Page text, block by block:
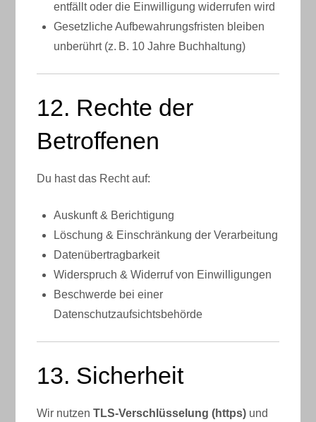
entfällt oder die Einwilligung widerrufen wird
Gesetzliche Aufbewahrungsfristen bleiben
unberührt (z. B. 10 Jahre Buchhaltung)
12. Rechte der
Betroffenen
Du hast das Recht auf:
Auskunft & Berichtigung
Löschung & Einschränkung der Verarbeitung
Datenübertragbarkeit
Widerspruch & Widerruf von Einwilligungen
Beschwerde bei einer
Datenschutzaufsichtsbehörde
13. Sicherheit
Wir nutzenTLS-Verschlüsselung (https) und